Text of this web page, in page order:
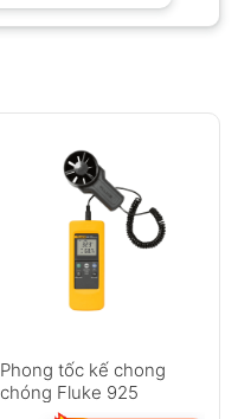
Phong tốc kế chong
chóng Fluke 925